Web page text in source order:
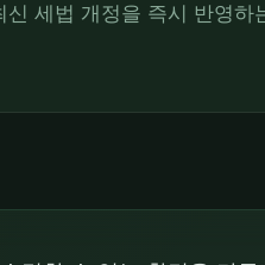
세법 개정을 즉시 반영하